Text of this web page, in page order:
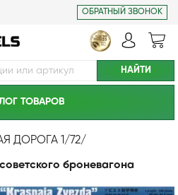
ОБРАТНЫЙ ЗВОНОК
ТОВАРОВ
ДОРОГА 1/72/
броневагона